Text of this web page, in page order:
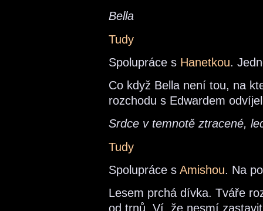
Bella
Tudy
Spolupráce s Hanetkou.
Co když Bella není tou, na
rozchodu s Edwardem
Srdce v temnotě ztracené,
Tudy
Spolupráce s Amishou. Na
Lesem prchá dívka. Tváře
od trnů. Ví, že nesmí